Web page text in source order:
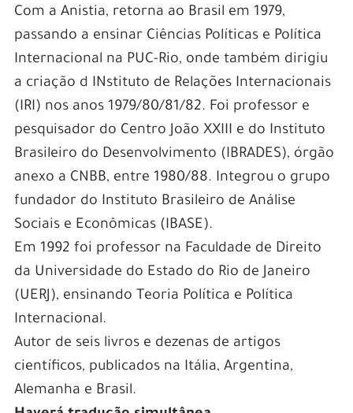
Com a Anistia, retorna ao Brasil em 1979,
passando a ensinar Ciências Políticas e Política
Internacional na PUC-Rio, onde também dirigiu
a criação d INstituto de Relações Internacionais
(IRI) nos anos 1979/80/81/82. Foi professor e
pesquisador do Centro João XXIII e do Instituto
Brasileiro do Desenvolvimento (IBRADES), órgão
anexo a CNBB, entre 1980/88. Integrou o grupo
fundador do Instituto Brasileiro de Análise
Sociais e Econômicas (IBASE).
Em 1992 foi professor na Faculdade de Direito
da Universidade do Estado do Rio de Janeiro
(UERJ), ensinando Teoria Política e Política
Internacional.
Autor de seis livros e dezenas de artigos
científicos, publicados na Itália, Argentina,
Alemanha e Brasil.